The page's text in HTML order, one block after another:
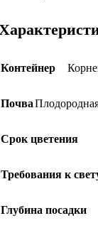
Контейнер
Почва
Срок цветения
Требования к
Глубина посадки